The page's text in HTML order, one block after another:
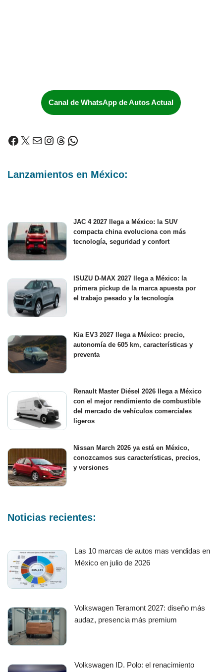
Canal de WhatsApp de Autos Actual
Lanzamientos en México:
JAC 4 2027 llega a México: la SUV
compacta china evoluciona con más
tecnología, seguridad y confort
ISUZU D-MAX 2027 llega a México: la
primera pickup de la marca apuesta por
el trabajo pesado y la tecnología
Kia EV3 2027 llega a México: precio,
autonomía de 605 km, características y
preventa
Renault Master Diésel 2026 llega a México
con el mejor rendimiento de combustible
del mercado de vehículos comerciales
ligeros
Nissan March 2026 ya está en México,
conozcamos sus características, precios,
y versiones
Noticias recientes:
Las 10 marcas de autos mas vendidas en
México en julio de 2026
Volkswagen Teramont 2027: diseño más
audaz, presencia más premium
Volkswagen ID. Polo: el renacimiento